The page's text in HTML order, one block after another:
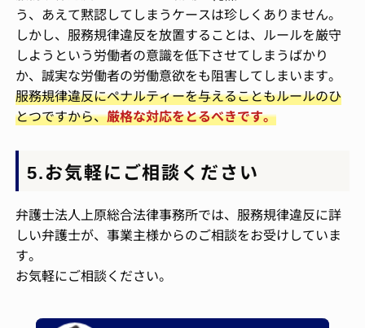
う、あえて黙認してしまうケースは珍しくありません。
しかし、服務規律違反を放置することは、ルールを厳守
しようという労働者の意識を低下させてしまうばかり
か、誠実な労働者の労働意欲をも阻害してしまいます。
服務規律違反にペナルティーを与えることもルールのひ
とつですから、厳格な対応をとるべきです。
5.お気軽にご相談ください
弁護士法人上原総合法律事務所では、服務規律違反に詳
しい弁護士が、事業主様からのご相談をお受けしていま
す。
お気軽にご相談ください。